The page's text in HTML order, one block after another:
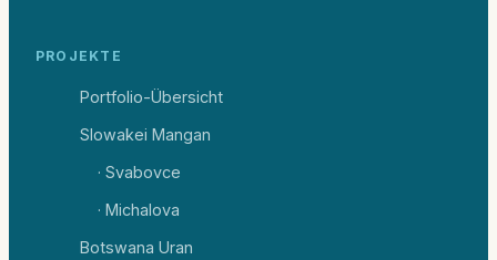
PROJEKTE
Portfolio-Übersicht
Slowakei Mangan
· Svabovce
· Michalova
Botswana Uran